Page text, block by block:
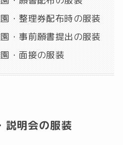
・整理券配布時の服装
・事前願書提出の服装
・面接の服装
説明会の服装